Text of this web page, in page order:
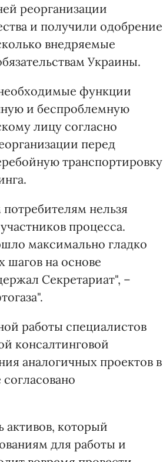
реорганизации
и получили одобрение
внедряемые
Украины.
функции
и беспроблемную
лицу согласно
перед
транспортировку
нельзя
процесса.
максимально гладко
шагов на основе
Секретариат", –
работы специалистов
консалтинговой
аналогичных проектов в
активов, который
для работы и